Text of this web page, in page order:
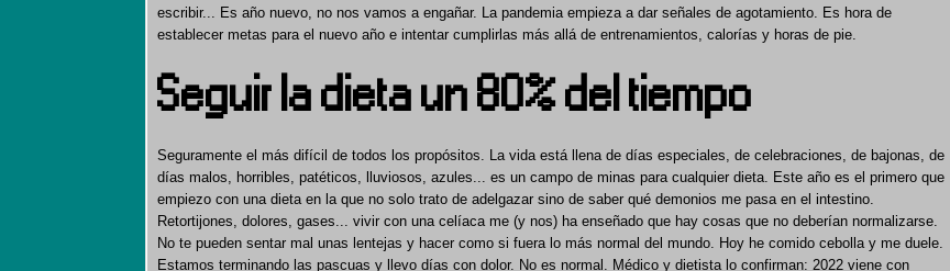
escribir... Es año nuevo, no nos vamos a engañar. La pandemia empieza a dar señales de agotamiento. Es hora de
establecer metas para el nuevo año e intentar cumplirlas más allá de entrenamientos, calorías y horas de pie.
Seguir la dieta un 80% del tiempo
Seguramente el más difícil de todos los propósitos. La vida está llena de días especiales, de celebraciones, de bajonas, de
días malos, horribles, patéticos, lluviosos, azules... es un campo de minas para cualquier dieta. Este año es el primero que
empiezo con una dieta en la que no solo trato de adelgazar sino de saber qué demonios me pasa en el intestino.
Retortijones, dolores, gases... vivir con una celíaca me (y nos) ha enseñado que hay cosas que no deberían normalizarse.
No te pueden sentar mal unas lentejas y hacer como si fuera lo más normal del mundo. Hoy he comido cebolla y me duele.
Estamos terminando las pascuas y llevo días con dolor. No es normal. Médico y dietista lo confirman: 2022 viene con